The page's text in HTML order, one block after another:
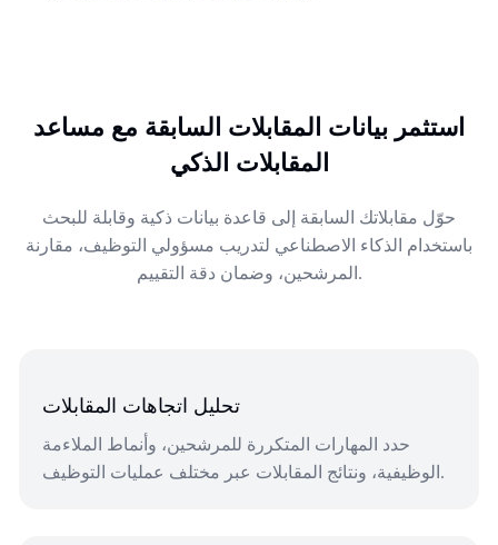
استثمر بيانات المقابلات السابقة مع مساعد
المقابلات الذكي
حوّل مقابلاتك السابقة إلى قاعدة بيانات ذكية وقابلة للبحث
باستخدام الذكاء الاصطناعي لتدريب مسؤولي التوظيف، مقارنة
المرشحين، وضمان دقة التقييم.
تحليل اتجاهات المقابلات
حدد المهارات المتكررة للمرشحين، وأنماط الملاءمة
الوظيفية، ونتائج المقابلات عبر مختلف عمليات التوظيف.